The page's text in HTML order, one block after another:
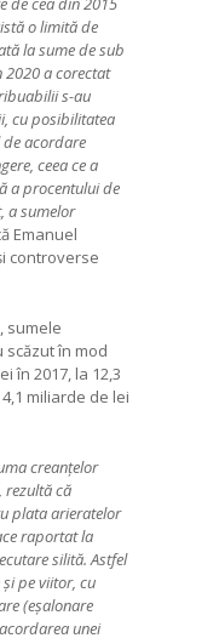
o limită de
la sume de sub
2020 a corectat
s-au
cu posibilitatea
acordare
ceea ce a
a procentului de
a sumelor
Emanuel
controverse
sumele
în mod
în 2017, la 12,3
miliarde de lei
creanțelor
rezultă că
plata arieratelor
raportat la
silită. Astfel
pe viitor, cu
(eșalonare
unei